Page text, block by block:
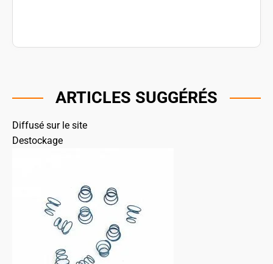
ARTICLES SUGGÉRÉS
Diffusé sur le site
Destockage